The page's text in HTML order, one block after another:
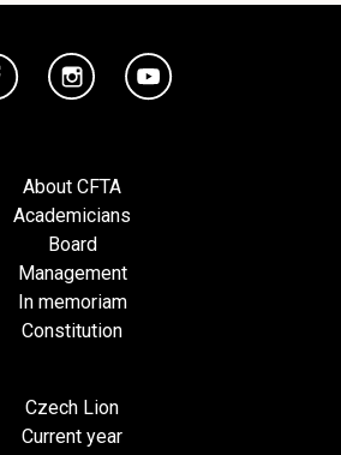
About CFTA
Academicians
Board
Management
In memoriam
Constitution
Czech Lion
Current year